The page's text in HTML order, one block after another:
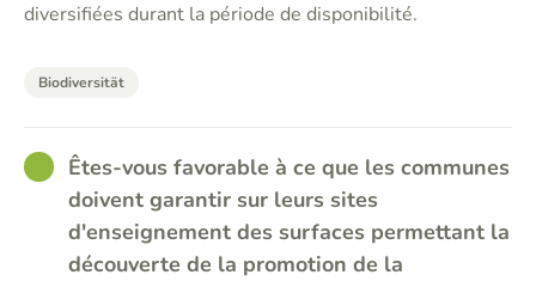
diversifiées durant la période de disponibilité.
Biodiversität
GOODÊtes-vous favorable à ce que les communes
doivent garantir sur leurs sites
d'enseignement des surfaces permettant la
découverte de la promotion de la